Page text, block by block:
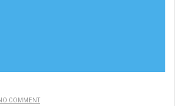
COMMENT